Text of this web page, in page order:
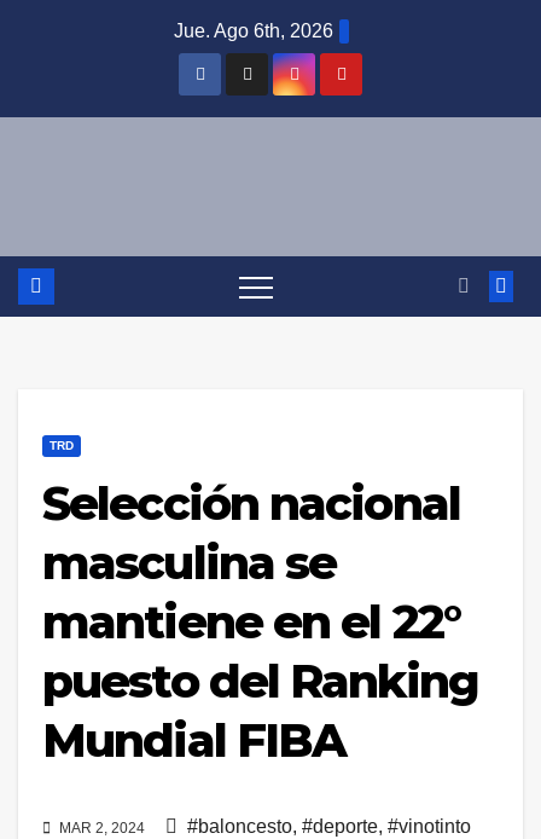
Jue. Ago 6th, 2026
TRD
Selección nacional
masculina se
mantiene en el 22°
puesto del Ranking
Mundial FIBA
MAR 2, 2024 #baloncesto, #deporte, #vinotinto